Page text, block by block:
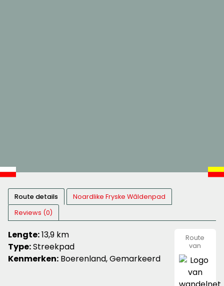
Route details
Noardlike Fryske Wâldenpad
Reviews (0)
Lengte:13,9 km
Type:Streekpad
Kenmerken: Boerenland, Gemarkeerd
Route
van